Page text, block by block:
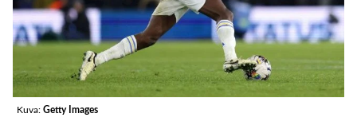
Kuva: Getty Images